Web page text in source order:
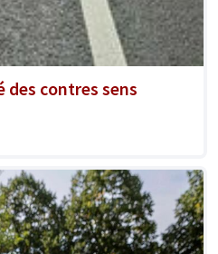
contres sens